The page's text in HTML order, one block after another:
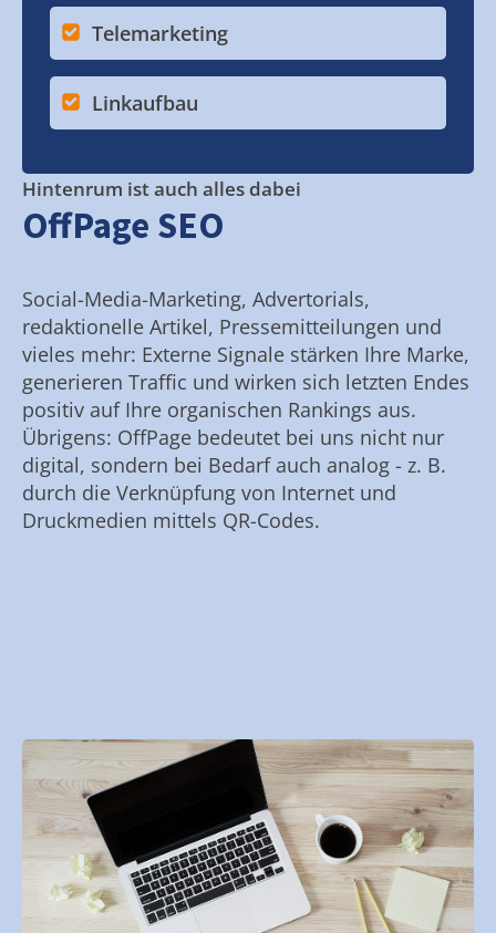
Telemarketing
Linkaufbau
Hintenrum ist auch alles dabei
OffPage SEO
Social-Media-Marketing, Advertorials,
redaktionelle Artikel, Pressemitteilungen und
vieles mehr: Externe Signale stärken Ihre Marke,
generieren Traffic und wirken sich letzten Endes
positiv auf Ihre organischen Rankings aus.
Übrigens: OffPage bedeutet bei uns nicht nur
digital, sondern bei Bedarf auch analog - z. B.
durch die Verknüpfung von Internet und
Druckmedien mittels QR-Codes.